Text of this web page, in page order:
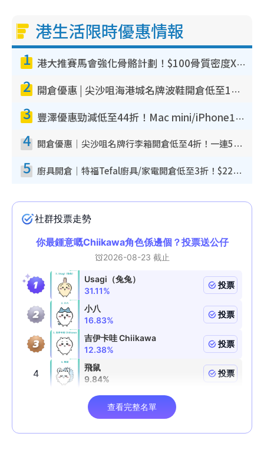
港生活限時優惠情報
1 港大推賽馬會強化骨骼計劃！$100骨質密度X光檢查 完成免費運動訓練送超市禮券！附參加資格
2 開倉優惠 | 尖沙咀海港城名牌波鞋開倉低至1折！On鞋$899起／Joy&Peace鞋履$98起
3 豐澤優惠勁減低至44折！Mac mini/iPhone17Pro大減價！廚房家電$220起
4 開倉優惠｜尖沙咀名牌行李箱開倉低至4折！一連5日 American Tourister/ace./Hallmark $200起！
5 廚具開倉｜特福Tefal廚具/家電開倉低至3折！$220起買平底鍋/炒鑊/湯煲！電飯煲/吸塵機/燙斗$418起